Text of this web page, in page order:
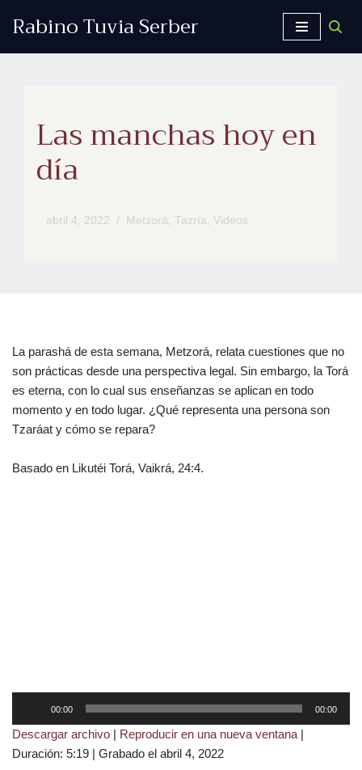
Rabino Tuvia Serber
Las manchas hoy en
día
abril 4, 2022 Metzorá, Tazría, Videos
La parashá de esta semana, Metzorá, relata cuestiones que no
son prácticas desde una perspectiva legal. Sin embargo, la Torá
es eterna, con lo cual sus enseñanzas se aplican en todo
momento y en todo lugar. ¿Qué representa una persona son
Tzaráat y cómo se repara?
Basado en Likutéi Torá, Vaikrá, 24:4.
p
r
00:00 00:00
Descargar archivo | Reproducir en una nueva ventana |
Duración: 5:19 | Grabado el abril 4, 2022